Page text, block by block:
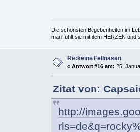
Die schönsten Begebenheiten im
man fühlt sie mit dem HERZEN und
Re:keine Fellnasen
« Antwort #16 am: 25.
Zitat von:
http://